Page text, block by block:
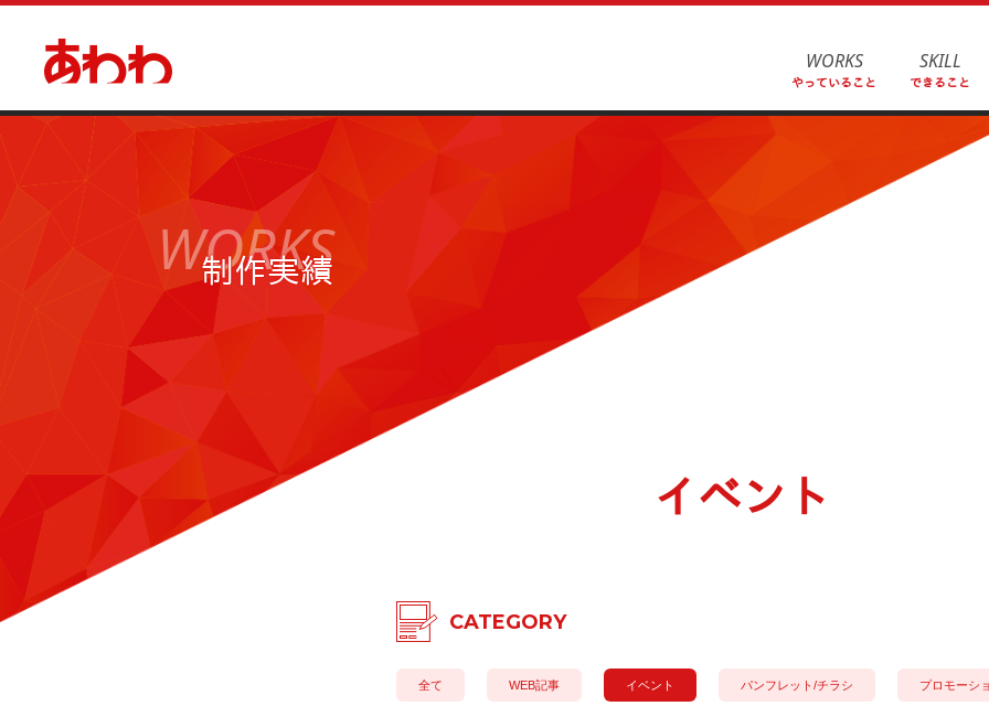
WORKS
やっていること
SKILL
できること
WORKS
制作実績
イベント
CATEGORY
全て WEB記事 イベント パンフレット/チラシ プロモーシ